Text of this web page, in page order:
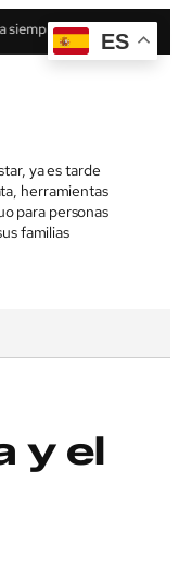
•La inteligencia
ya es tarde
herramientas
para personas
familias
y el
ES